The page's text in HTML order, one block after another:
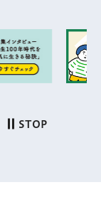
次のスライドを表
STOP